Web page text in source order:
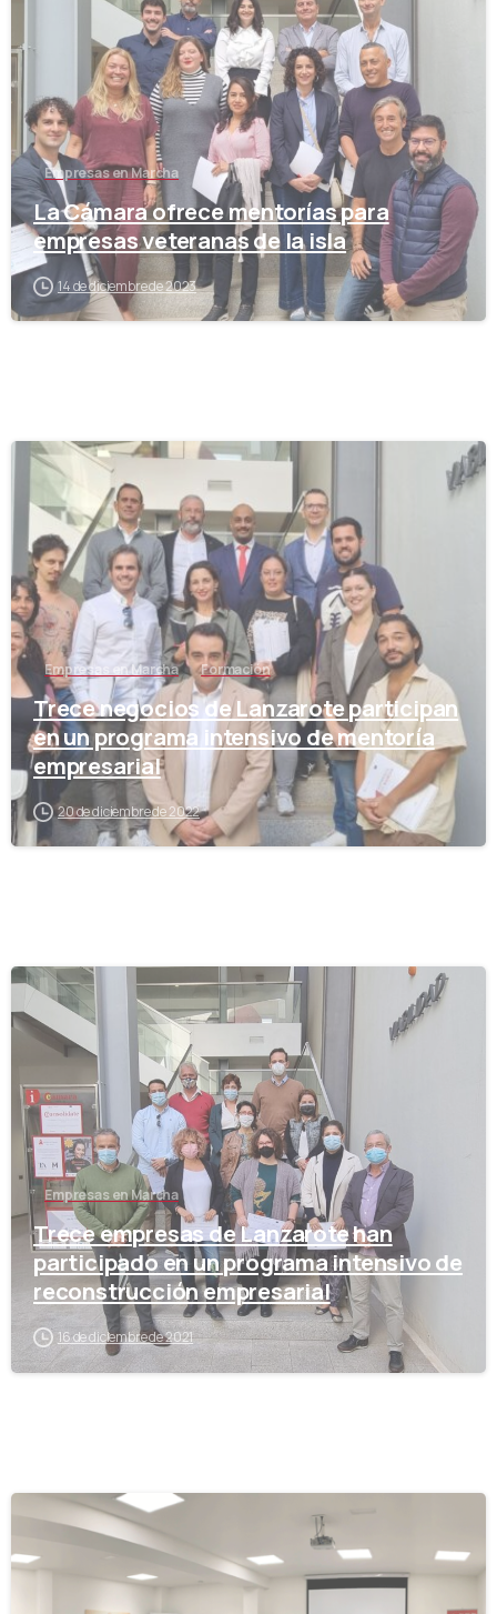
Empresas en Marcha
La Cámara ofrece mentorías para
empresas veteranas de la isla
14 de diciembre de 2023
-
Empresas en Marcha Formación
Trece negocios de Lanzarote participan
en un programa intensivo de mentoría
empresarial
20 de diciembre de 2022
Empresas en Marcha
Trece empresas de Lanzarote han
participado en un programa intensivo de
reconstrucción empresarial
16 de diciembre de 2021